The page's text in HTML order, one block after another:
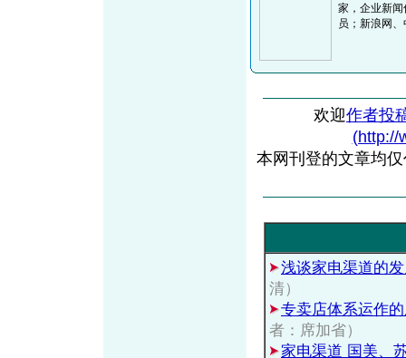
家，企业新
员；新浪网
欢迎作者投
(http://
本网刊登的文章均
浅谈家电渠道的
清）
专卖店体系运作
者：席加省）
家电渠道 国美、